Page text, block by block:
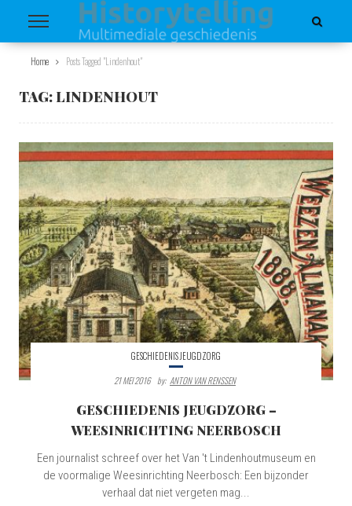
Home Posts Tagged "Lindenhout"
TAG:LINDENHOUT
GESCHIEDENIS JEUGDZORG
21 MEI 2016
By: ANTON VAN RENSSEN
GESCHIEDENIS JEUGDZORG –
WEESINRICHTING NEERBOSCH
Een journalist schreef over het Van 't Lindenhoutmuseum en
de voormalige Weesinrichting Neerbosch: Een bijzonder
verhaal dat niet vergeten mag...